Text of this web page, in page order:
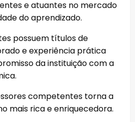
e atuantes no mercado
do aprendizado.
possuem títulos de
e experiência prática
da instituição com a
competentes torna a
mais rica e enriquecedora.